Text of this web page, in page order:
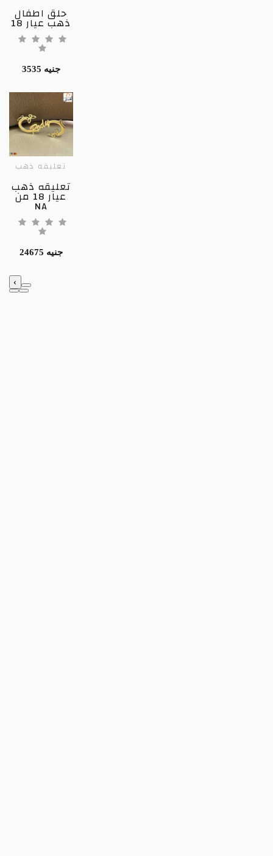
حلق اطفال
ذهب عيار 18
3535 جنيه
تعليقه ذهب
تعليقه ذهب
عيار 18 من
NA
24675 جنيه
‹